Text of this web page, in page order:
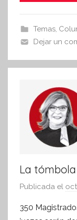
b
o
o
k
Temas,
Dejar un
La
Publicada el
350